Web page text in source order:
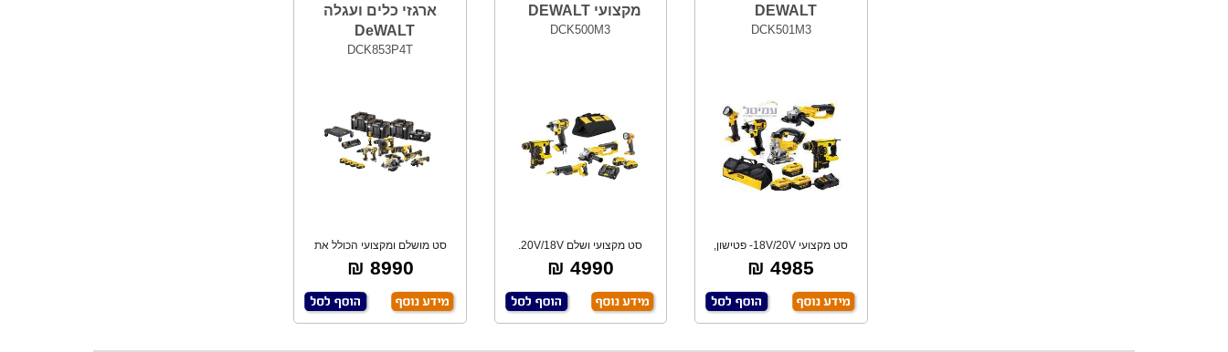
DEWALT
DCK501M3
סט מקצועי 18V/20V- פטישון,
מברגת אימפקט,
4985 ₪
מקצועי DEWALT
DCK500M3
סט מקצועי ושלם 20V/18V.
פטישון, מסור חרב
4990 ₪
ארגזי כלים ועגלה
DeWALT
DCK853P4T
סט מושלם ומקצועי הכולל את
מגוון כלי העבו
8990 ₪